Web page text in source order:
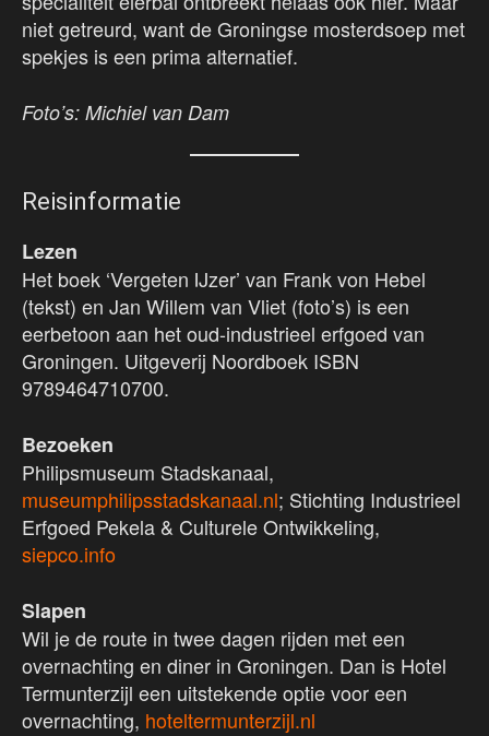
niet getreurd, want de Groningse mosterdsoep met
spekjes is een prima alternatief.
Foto’s: Michiel van Dam
Reisinformatie
Lezen
Het boek ‘Vergeten IJzer’ van Frank von Hebel
(tekst) en Jan Willem van Vliet (foto’s) is een
eerbetoon aan het oud-industrieel erfgoed van
Groningen. Uitgeverij Noordboek ISBN
9789464710700.
Bezoeken
Philipsmuseum Stadskanaal,
museumphilipsstadskanaal.nl; Stichting Industrieel
Erfgoed Pekela & Culturele Ontwikkeling,
siepco.info
Slapen
Wil je de route in twee dagen rijden met een
overnachting en diner in Groningen. Dan is Hotel
Termunterzijl een uitstekende optie voor een
overnachting, hoteltermunterzijl.nl